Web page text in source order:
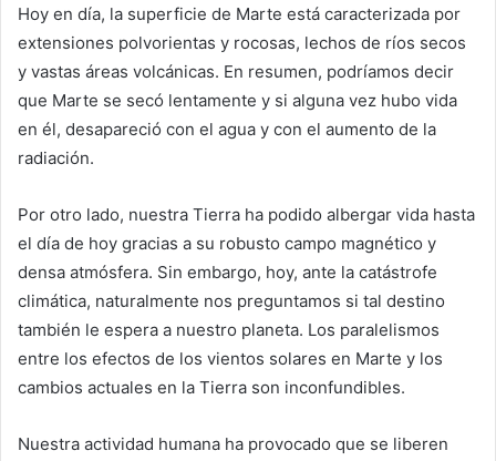
Hoy en día, la superficie de Marte está caracterizada por
extensiones polvorientas y rocosas, lechos de ríos secos
y vastas áreas volcánicas. En resumen, podríamos decir
que Marte se secó lentamente y si alguna vez hubo vida
en él, desapareció con el agua y con el aumento de la
radiación.
Por otro lado, nuestra Tierra ha podido albergar vida hasta
el día de hoy gracias a su robusto campo magnético y
densa atmósfera. Sin embargo, hoy, ante la catástrofe
climática, naturalmente nos preguntamos si tal destino
también le espera a nuestro planeta. Los paralelismos
entre los efectos de los vientos solares en Marte y los
cambios actuales en la Tierra son inconfundibles.
Nuestra actividad humana ha provocado que se liberen